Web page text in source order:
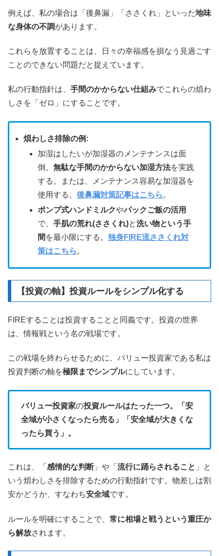
例えば、私の場合は「後鼻漏」「ささくれ」といった地味
な身体の不調があります。
これらを放置することは、日々の幸福感を損なう見過ごす
ことのできない問題だと捉えています。
私の行動指針は、 手間のかからない仕組みでこれらの煩わ
しさを「ゼロ」にすることです。
煩わしさ排除の例:
加湿はしたいが加湿器のメンテナンスは面
倒。無駄な手間のかからない加湿方法を実践
する。または、メンテナンス容易な加湿器を
使用する。後鼻漏対策記事はこちら 。
ポンプ式ハンドミルクやパックご飯の活用
で、手肌の荒れ(ささくれ)と洗い物という手
間 を最小限にする。独身FIRE流ささくれ対
策はこちら 。
【投資の軸】投資ルールをシンプル化する
FIREすることは投資することと同義です。投資の世界
は、情報戦という名の戦場です。
この戦場を終わらせるために、バリュー投資家である私は
投資判断の軸を極限までシンプルにしています。
バリュー投資家の投資ルールはたった一つ。「安
全域が小さくなったら売る」「安全域が大きくな
ったら買う」。
これは、「 感情的な判断 」や「 流行に踊らされること 」と
いう煩わしさを排除するための行動指針です。物差しは割
安かどうか、すなわち安全域です。
ルールを明確にすることで、 常に相場と戦うという重圧か
ら解放されます。